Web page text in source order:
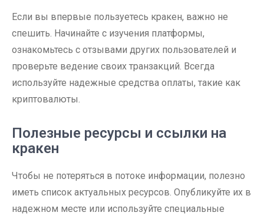
Если вы впервые пользуетесь кракен, важно не
спешить. Начинайте с изучения платформы,
ознакомьтесь с отзывами других пользователей и
проверьте ведение своих транзакций. Всегда
используйте надежные средства оплаты, такие как
криптовалюты.
Полезные ресурсы и ссылки на
кракен
Чтобы не потеряться в потоке информации, полезно
иметь список актуальных ресурсов. Опубликуйте их в
надежном месте или используйте специальные